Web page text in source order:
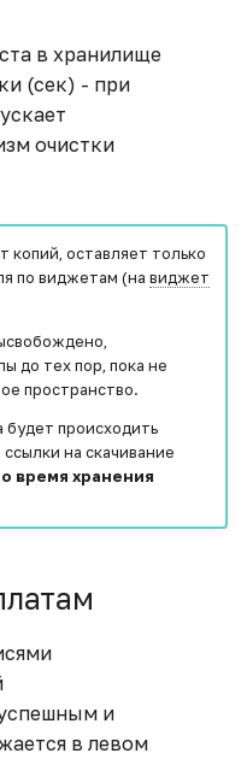
в хранилище
(сек) - при
очистки
копий, оставляет только
по виджетам (на виджет
до тех пор, пока не
пространство.
будет происходить
на скачивание
время хранения
и
в левом